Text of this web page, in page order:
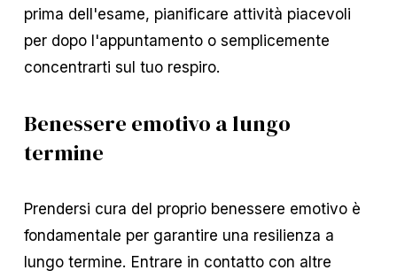
prima dell'esame, pianificare attività piacevoli
per dopo l'appuntamento o semplicemente
concentrarti sul tuo respiro.
Benessere emotivo a lungo
termine
Prendersi cura del proprio benessere emotivo è
fondamentale per garantire una resilienza a
lungo termine. Entrare in contatto con altre